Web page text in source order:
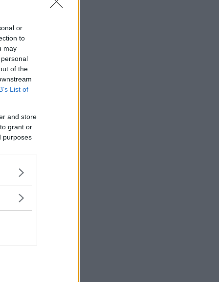
or
to
may
of the
List of
and store
grant or
purposes